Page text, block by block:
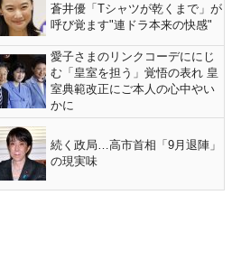
蒼井優「Tシャツが乾くまで」が
呼び覚ます"連ドラ本来の快感"
愛子さまのリンクコーデににじ
む「皇室を担う」覚悟の表れ 皇
室典範改正にご本人の心中やい
かに
続く政局…高市首相「9月退陣」
の現実味